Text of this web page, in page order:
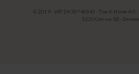
© 2019 - VAT: DK38748343 - Tine K Home A/S
5220 Odense SØ -